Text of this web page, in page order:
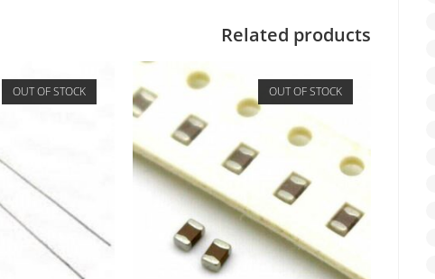
Related products
OUT OF STOCK
OUT OF STOCK